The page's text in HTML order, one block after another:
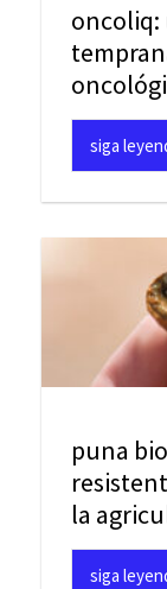
oncoliq:
siga
puna
la
siga